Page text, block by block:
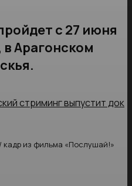
с 27 июня
Арагонском
стриминг выпустит док
из фильма «Послушай!»